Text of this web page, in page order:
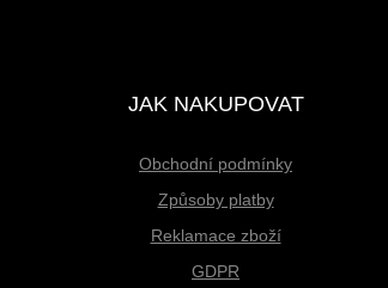
JAK NAKUPOVAT
Obchodní podmínky
Způsoby platby
Reklamace zboží
GDPR